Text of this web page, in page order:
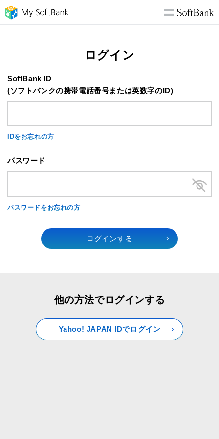
ログイン
SoftBank ID
(ソフトバンクの携帯電話番号または英数字のID)
IDをお忘れの方
パスワード
パスワードをお忘れの方
他の方法でログインする
Yahoo! JAPAN IDでログイン